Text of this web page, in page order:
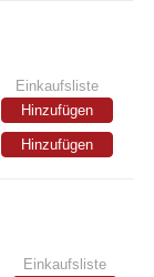
Einkaufsliste
Hinzufügen
Hinzufügen
Einkaufsliste